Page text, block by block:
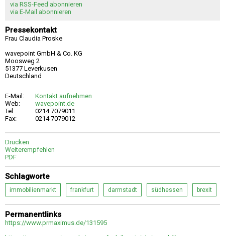
via RSS-Feed abonnieren
via E-Mail abonnieren
Pressekontakt
Frau Claudia Proske
wavepoint GmbH & Co. KG
Moosweg 2
51377 Leverkusen
Deutschland
E-Mail:
Kontakt aufnehmen
Web:
wavepoint.de
Tel:
0214 7079011
Fax:
0214 7079012
Drucken
Weiterempfehlen
PDF
Schlagworte
immobilienmarkt frankfurt darmstadt südhessen brexit
Permanentlinks
https://www.prmaximus.de/131595